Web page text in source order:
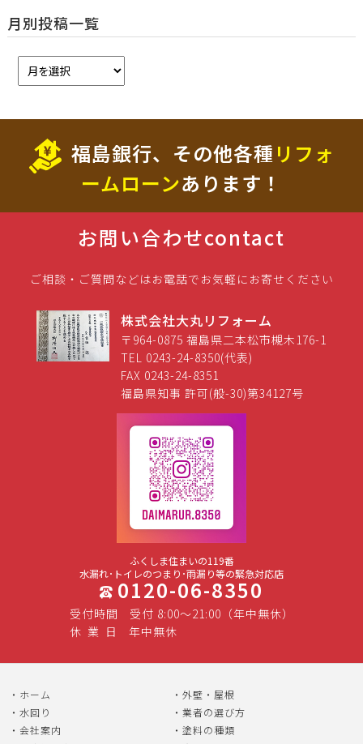
月別投稿一覧
福島銀行、その他各種 リフォ
ームローンあります！
お問い合わせcontact
ご相談・ご質問などはお電話でお気軽にお寄せください
株式会社大丸リフォーム
〒964-0875 福島県二本松市槻木176-1
TEL 0243-24-8350(代表)
FAX 0243-24-8351
福島県知事 許可(般-30)第34127号
ふくしま住まいの119番
水漏れ･トイレのつまり･雨漏り等の緊急対応店
0120-06-8350
受付時間
受付 8:00～21:00（年中無休）
休 業 日 年中無休
ホーム
外壁・屋根
水回り
業者の選び方
会社案内
塗料の種類